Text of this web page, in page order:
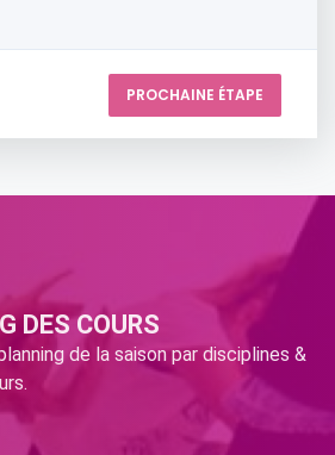
PROCHAINE ÉTAPE
DES COURS
de la saison par disciplines &